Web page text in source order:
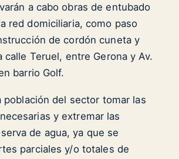
a cabo obras de entubado
red domiciliaria, como paso
de cordón cuneta y
calle Teruel, entre Gerona y Av.
barrio Golf.
población del sector tomar las
y extremar las
de agua, ya que se
parciales y/o totales de